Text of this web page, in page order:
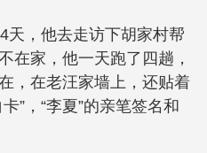
天，他去走访下胡家村帮
在家，他一天跑了四趟，
，在老汪家墙上，还贴着
”，“李夏”的亲笔签名和